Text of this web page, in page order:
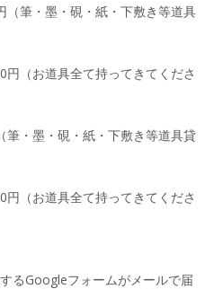
筆・墨・硯・紙・下敷き等道具
お道具全て持ってきてくださ
・墨・硯・紙・下敷き等道具貸
お道具全て持ってきてくださ
るGoogleフォームがメールで届